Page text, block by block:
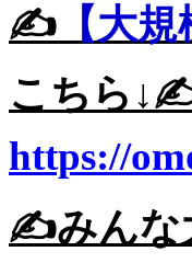
✍️ 【大
こちら
https://
✍️みんな